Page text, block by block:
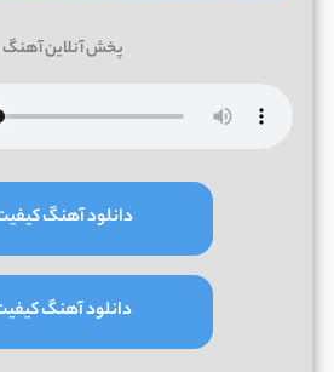
پخش آنلاین آهنگ
دانلود آهنگ کیفیت
دانلود آهنگ کیفیت